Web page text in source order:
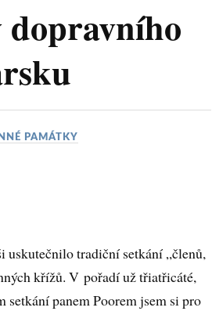
PAMÁTKY
uskutečnilo tradiční setkání „členů,
křížů. V pořadí už třiatřicáté,
setkání panem Poorem jsem si pro